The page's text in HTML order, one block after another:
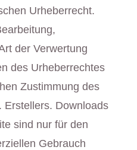
Urheberrecht.
der Verwertung
des Urheberrechtes
Zustimmung des
Erstellers. Downloads
sind nur für den
Gebrauch